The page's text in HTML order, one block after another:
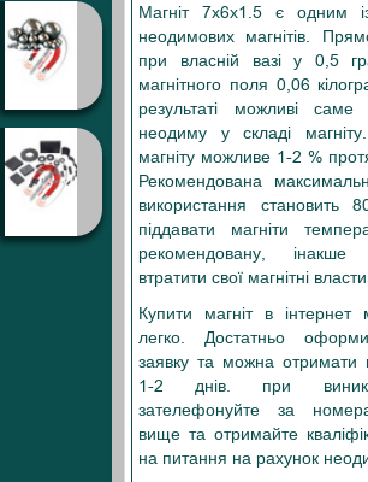
Магніт 7х6х1.5 є одним
неодимових магнітів.
при власній вазі у 0,5
магнітного поля 0,06
результаті можливі саме
неодиму у складі
магніту можливе 1-2 %
Рекомендована
використання
піддавати магніти
рекомендовану,
втратити свої магнітні
Купити магніт в інтернет
легко. Достатньо
заявку та можна отримати
1-2 днів. при
зателефонуйте за
вище та отримайте
на питання на рахунок